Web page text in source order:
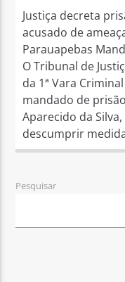
Justiça decreta
acusado de
Parauapebas
O Tribunal de
da 1ª Vara
mandado de
Aparecido da
descumprir
Pesquisar